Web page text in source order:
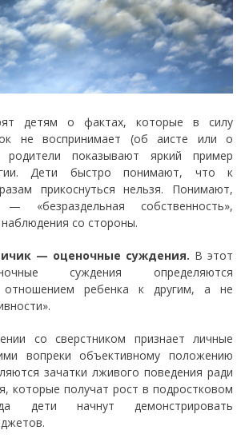
детям о фактах, которые в силу
не воспринимает (об аисте или о
показывают яркий пример
Дети быстро понимают, что к
прикоснуться нельзя. Понимают,
«безраздельная собственность»,
со стороны.
— оценочные суждения. В этот
суждения определяются
отношением ребенка к другим, а не
со сверстником признает личные
вопреки объективному положению
зачатки лживого поведения ради
которые получат рост в подростковом
дети начнут демонстрировать